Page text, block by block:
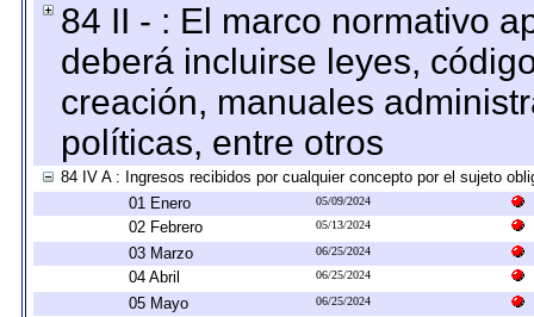
84 II - : El marco normativo
deberá incluirse leyes,
creación, manuales
políticas, entre otros
84 IV A : Ingresos recibidos por cualquier concepto por el sujeto
01 Enero
05/09/2024
02 Febrero 05/13/2024
03 Marzo 06/25/2024
04 Abril 06/25/2024
05 Mayo 06/25/2024